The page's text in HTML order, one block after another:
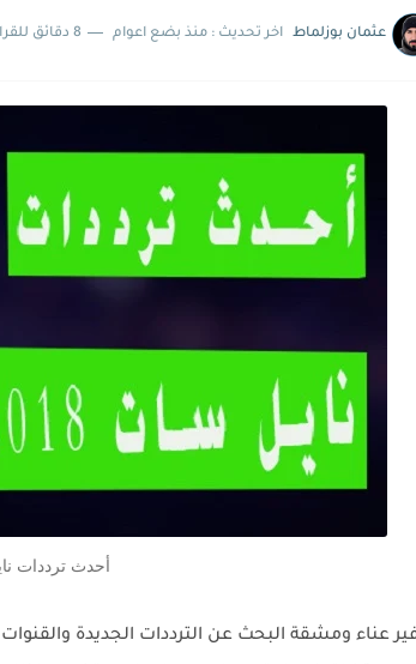
عثمان بوزلماط اخر تحديث : منذ بضع اعوام 8 دقائق للقراءة
أحدث ترددات
عناء ومشقة البحث عن الترددات الجديدة